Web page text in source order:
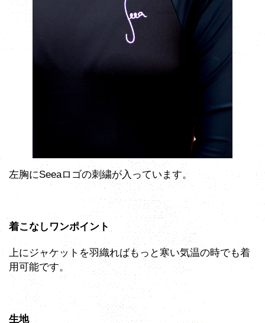
左胸にSeeaロゴの刺繍が入っています。
着こなしワンポイント
上にジャケットを羽織ればもっと寒い気温の時でも着
用可能です。
生地